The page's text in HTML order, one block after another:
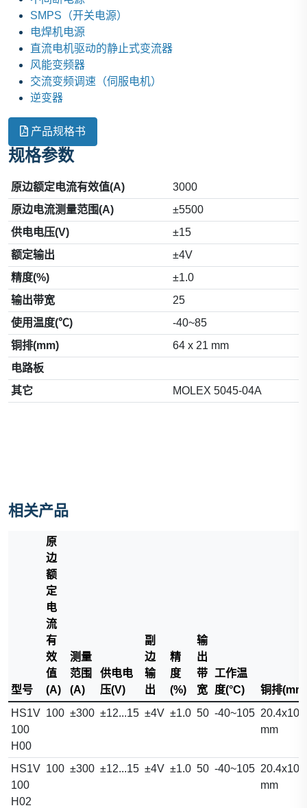
SMPS（开关电源）
电焊机电源
直流电机驱动的静止式变流器
风能变频器
交流变频调速（伺服电机）
逆变器
产品规格书
规格参数
原边额定电流有效值(A)
3000
原边电流测量范围(A)
±5500
供电电压(V)
±15
额定输出
±4V
精度(%)
±1.0
输出带宽
25
使用温度(℃)
-40~85
铜排(mm)
64 x 21 mm
电路板
其它
MOLEX 5045-04A
相关产品
型号
原
边
额
定
电
流
有
效
值
(A)
测量
范围
(A)
供电电
压(V)
副
边
输
出
精
度
(%)
输
出
带
宽
工作温
度(°C)
铜排
HS1V
100
H00
100 ±300 ±12...15 ±4V ±1.0 50 -40~105
mm
HS1V
100
H02
100 ±300 ±12...15 ±4V ±1.0 50 -40~105
mm